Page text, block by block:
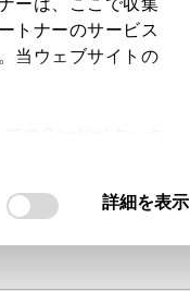
トナーのサービス
当ウェブサイトの
詳細を表示
秋田県